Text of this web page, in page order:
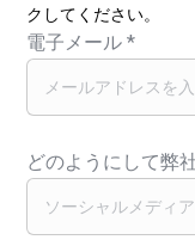
クしてください。
電子メール*
どのようにして弊